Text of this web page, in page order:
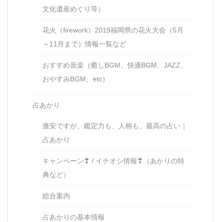
文化遺産めぐり等）
花火（firework）2019福岡県の花火大会（5月
～11月まで）情報一覧など
おすすめ音楽（癒しBGM、快適BGM、JAZZ、
おやすみBGM、etc）
占あかり
激安ですが、鑑定力も、人柄も、最高の占い｜
占あかり
キャンペーン❣ / イチオシ情報❣（あかりの特
典など）
総合案内
占あかりの基本情報